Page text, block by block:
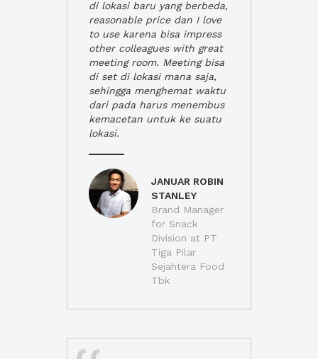
di lokasi baru yang berbeda,
reasonable price dan I love
to use karena bisa impress
other colleagues with great
meeting room. Meeting bisa
di set di lokasi mana saja,
sehingga menghemat waktu
dari pada harus menembus
kemacetan untuk ke suatu
lokasi.
JANUAR ROBIN
STANLEY
Brand Manager
for Snack
Division at PT
Tiga Pilar
Sejahtera Food
Tbk